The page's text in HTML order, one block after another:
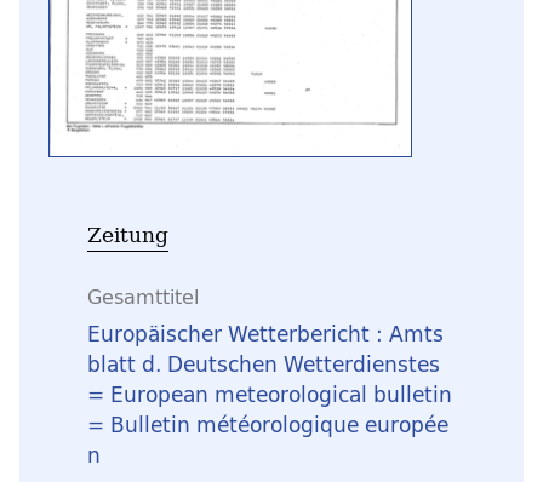
Zeitung
Gesamttitel
Europäischer Wetterbericht : Amts
blatt d. Deutschen Wetterdienstes
= European meteorological bulletin
= Bulletin météorologique europée
n